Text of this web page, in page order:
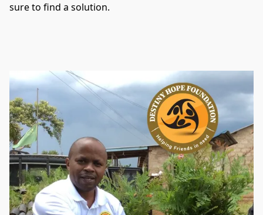
sure to find a solution.